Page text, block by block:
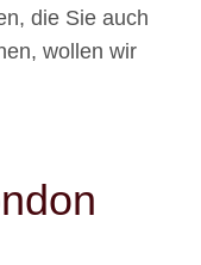
die Sie auch
wollen wir